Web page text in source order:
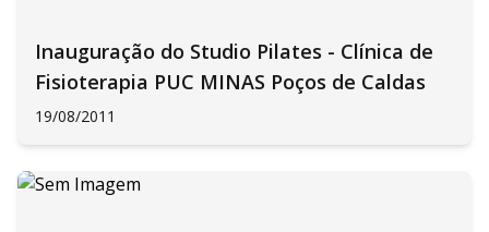
Inauguração do Studio Pilates - Clínica de
Fisioterapia PUC MINAS Poços de Caldas
19/08/2011